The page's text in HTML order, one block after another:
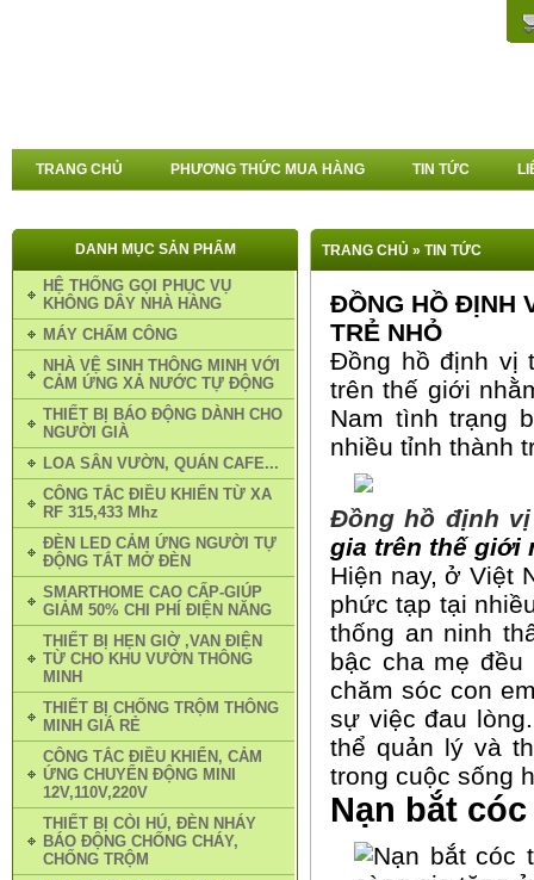
TRANG CHỦ PHƯƠNG THỨC MUA HÀNG TIN TỨC
DANH MỤC SẢN PHẨM
HỆ THỐNG GỌI PHỤC VỤ
KHÔNG DÂY NHÀ HÀNG
MÁY CHẤM CÔNG
NHÀ VỆ SINH THÔNG MINH VỚI
CẢM ỨNG XẢ NƯỚC TỰ ĐỘNG
THIẾT BỊ BÁO ĐỘNG DÀNH CHO
NGƯỜI GIÀ
LOA SÂN VƯỜN, QUÁN CAFE...
CÔNG TẮC ĐIỀU KHIỂN TỪ XA
RF 315,433 Mhz
ĐÈN LED CẢM ỨNG NGƯỜI TỰ
ĐỘNG TẮT MỞ ĐÈN
SMARTHOME CAO CẤP-GIÚP
GIẢM 50% CHI PHÍ ĐIỆN NĂNG
THIẾT BỊ HẸN GIỜ ,VAN ĐIỆN
TỪ CHO KHU VƯỜN THÔNG
MINH
THIẾT BỊ CHỐNG TRỘM THÔNG
MINH GIÁ RẺ
CÔNG TẮC ĐIỀU KHIỂN, CẢM
ỨNG CHUYỂN ĐỘNG MINI
12V,110V,220V
THIẾT BỊ CÒI HÚ, ĐÈN NHÁY
BÁO ĐỘNG CHỐNG CHÁY,
CHỐNG TRỘM
TRANG CHỦ » TIN TỨC
ĐỒNG HỒ ĐỊNH
TRẺ NHỎ
Đồng hồ định vị
trên thế giới
Nam tình trạng
nhiều tỉnh thành
Đồng hồ định
gia trên thế giới
Hiện nay, ở Việt
phức tạp tại
thống an ninh
bậc cha mẹ đều
chăm sóc con
sự việc đau
thể quản lý và
trong cuộc sống
Nạn bắt